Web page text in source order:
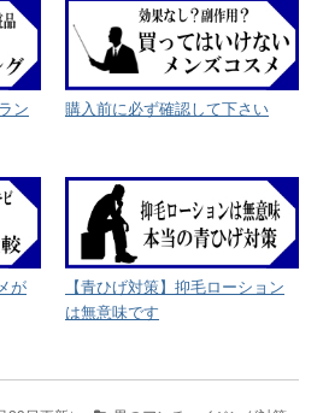
ン
購入前に必ず確認して下さい
が
【青ひげ対策】抑毛ローション
は無意味です